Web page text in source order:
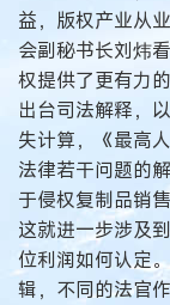
益，版权产业从
会副秘书长刘炜
权提供了更有力
出台司法解释，
失计算，《最高
法律若干问题的
于侵权复制品销
这就进一步涉及
位利润如何认定
辑，不同的法官